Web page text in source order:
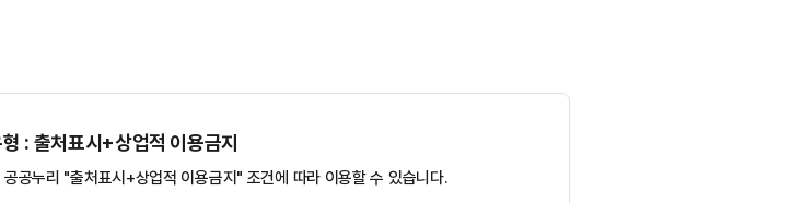
: 출처표시+상업적 이용금지
공누리 "출처표시+상업적 이용금지" 조건에 따라 이용할 수 있습니다.